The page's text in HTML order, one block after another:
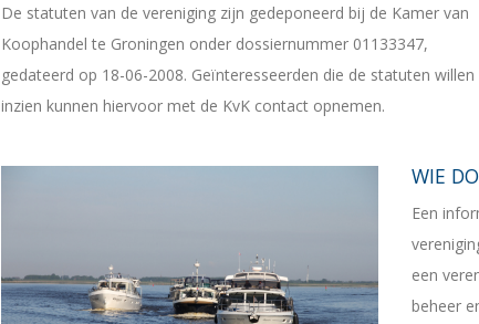
De statuten van de vereniging zijn gedeponeerd bij de Kamer van
Koophandel te Groningen onder dossiernummer 01133347,
gedateerd op 18-06-2008. Geïnteresseerden die de statuten willen
inzien kunnen hiervoor met de KvK contact opnemen.
WIE
Een
een
beheer